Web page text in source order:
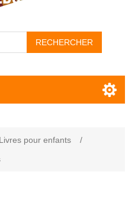
Livres pour enfants
/